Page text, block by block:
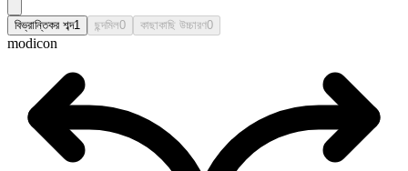
বিভ্রান্তিকর শব্দ1 ছন্দমিল0 কাছাকাছি উচ্চারণ0
modicon